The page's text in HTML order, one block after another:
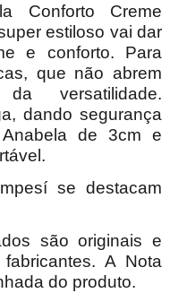
Conforto Creme
estiloso vai dar
e conforto. Para
que não abrem
versatilidade.
dando segurança
de 3cm e
se destacam
são originais e
A Nota
do produto.